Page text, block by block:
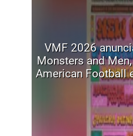
VMF 2026
Monsters and
American Football